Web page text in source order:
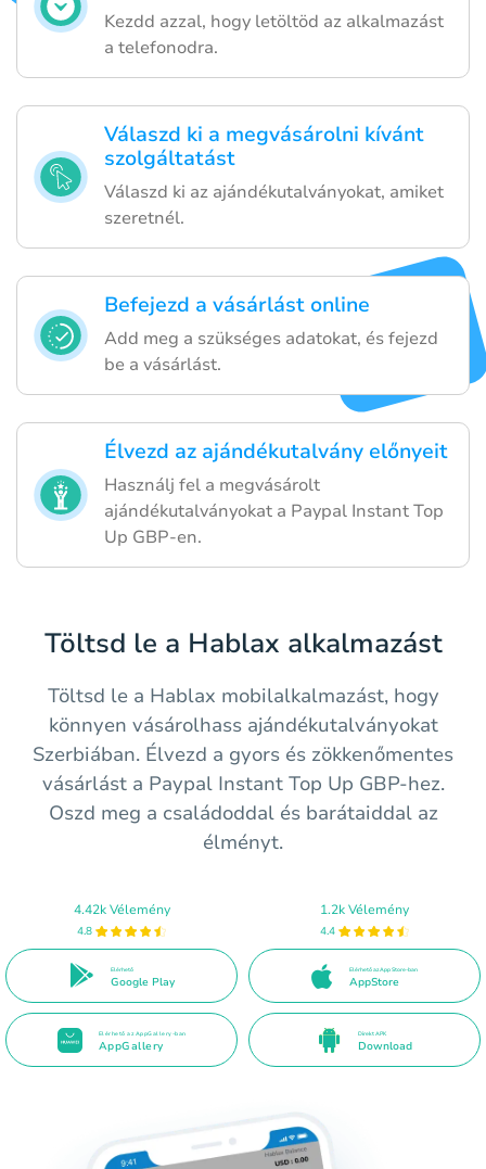
Kezdd azzal, hogy letöltöd az alkalmazást
a telefonodra.
Válaszd ki a megvásárolni kívánt
szolgáltatást
Válaszd ki az ajándékutalványokat, amiket
szeretnél.
Befejezd a vásárlást online
Add meg a szükséges adatokat, és fejezd
be a vásárlást.
Élvezd az ajándékutalvány előnyeit
Használj fel a megvásárolt
ajándékutalványokat a Paypal Instant Top
Up GBP-en.
Töltsd le a Hablax alkalmazást
Töltsd le a Hablax mobilalkalmazást, hogy
könnyen vásárolhass ajándékutalványokat
Szerbiában. Élvezd a gyors és zökkenőmentes
vásárlást a Paypal Instant Top Up GBP-hez.
Oszd meg a családoddal és barátaiddal az
élményt.
4.42k Vélemény
4.8
Elérhető
Google Play
1.2k Vélemény
4.4
Elérhető az App Store-ban
AppStore
Elérhető az AppGallery-ban
AppGallery
Direkt APK
Download